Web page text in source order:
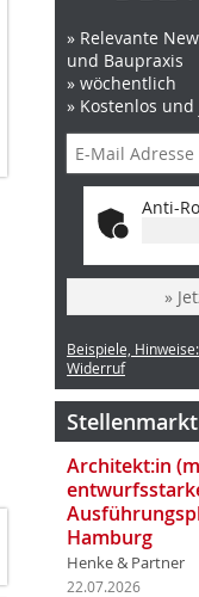
» Relevante
und Baupraxis
» wöchentlich
» Kostenlos
Anti-
»
Beispiele,
Widerruf
Architekt:in
Hamburg
Henke & Partner
22.07.2026